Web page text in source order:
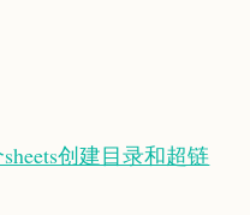
创建目录和超链